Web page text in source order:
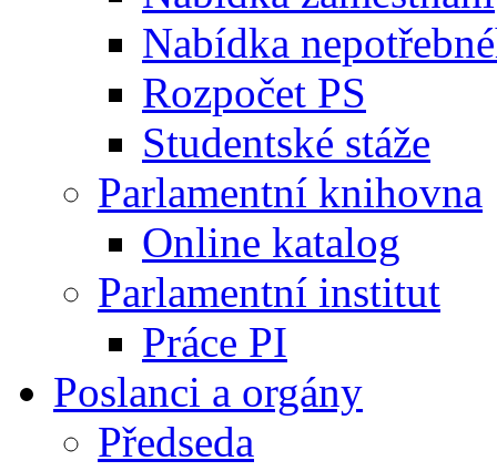
Nabídka
Rozpočet PS
Studentské stáže
Parlamentní knihovna
Online katalog
Parlamentní institut
Práce PI
Poslanci a orgány
Předseda